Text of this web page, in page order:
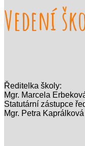
Vedení
Ředitelka školy:
Mgr. Marcela
Statutární zástupce
Mgr. Petra Kaprálková